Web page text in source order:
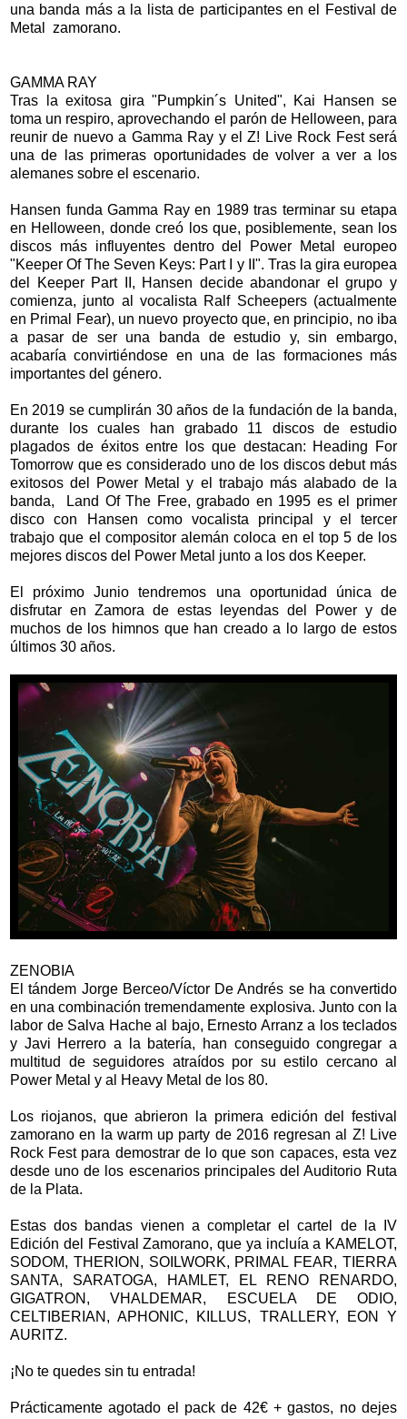
una banda más a la lista de participantes en el Festival de
Metal zamorano.
GAMMA RAY
Tras la exitosa gira "Pumpkin´s United", Kai Hansen se
toma un respiro, aprovechando el parón de Helloween, para
reunir de nuevo a Gamma Ray y el Z! Live Rock Fest será
una de las primeras oportunidades de volver a ver a los
alemanes sobre el escenario.
Hansen funda Gamma Ray en 1989 tras terminar su etapa
en Helloween, donde creó los que, posiblemente, sean los
discos más influyentes dentro del Power Metal europeo
"Keeper Of The Seven Keys: Part I y II". Tras la gira europea
del Keeper Part II, Hansen decide abandonar el grupo y
comienza, junto al vocalista Ralf Scheepers (actualmente
en Primal Fear), un nuevo proyecto que, en principio, no iba
a pasar de ser una banda de estudio y, sin embargo,
acabaría convirtiéndose en una de las formaciones más
importantes del género.
En 2019 se cumplirán 30 años de la fundación de la banda,
durante los cuales han grabado 11 discos de estudio
plagados de éxitos entre los que destacan: Heading For
Tomorrow que es considerado uno de los discos debut más
exitosos del Power Metal y el trabajo más alabado de la
banda, Land Of The Free, grabado en 1995 es el primer
disco con Hansen como vocalista principal y el tercer
trabajo que el compositor alemán coloca en el top 5 de los
mejores discos del Power Metal junto a los dos Keeper.
El próximo Junio tendremos una oportunidad única de
disfrutar en Zamora de estas leyendas del Power y de
muchos de los himnos que han creado a lo largo de estos
últimos 30 años.
ZENOBIA
El tándem Jorge Berceo/Víctor De Andrés se ha convertido
en una combinación tremendamente explosiva. Junto con la
labor de Salva Hache al bajo, Ernesto Arranz a los teclados
y Javi Herrero a la batería, han conseguido congregar a
multitud de seguidores atraídos por su estilo cercano al
Power Metal y al Heavy Metal de los 80.
Los riojanos, que abrieron la primera edición del festival
zamorano en la warm up party de 2016 regresan al Z! Live
Rock Fest para demostrar de lo que son capaces, esta vez
desde uno de los escenarios principales del Auditorio Ruta
de la Plata.
Estas dos bandas vienen a completar el cartel de la IV
Edición del Festival Zamorano, que ya incluía a KAMELOT,
SODOM, THERION, SOILWORK, PRIMAL FEAR, TIERRA
SANTA, SARATOGA, HAMLET, EL RENO RENARDO,
GIGATRON, VHALDEMAR, ESCUELA DE ODIO,
CELTIBERIAN, APHONIC, KILLUS, TRALLERY, EON Y
AURITZ.
¡No te quedes sin tu entrada!
Prácticamente agotado el pack de 42€ + gastos, no dejes